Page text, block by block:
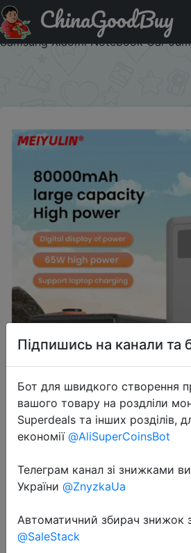
Купити по знижці 5FB7P5
Pd 65w Fast Charging External
Samsung Xiaomi Notebook Car
ChinaGoodBuy
2023-10-07
80000mAh Power
65w Fast Charging
Pack For IPhone
Notebook Car Jump
Підпишись на канали та
Бот для швидкого створення
вашого товару на роздліли
Superdeals та інших розділів,
економії @AliSuperCoinsBot
Телеграм канал зі знижками
України @ZnyzkaUa
Автоматичний збирач знижок
@SaleStack